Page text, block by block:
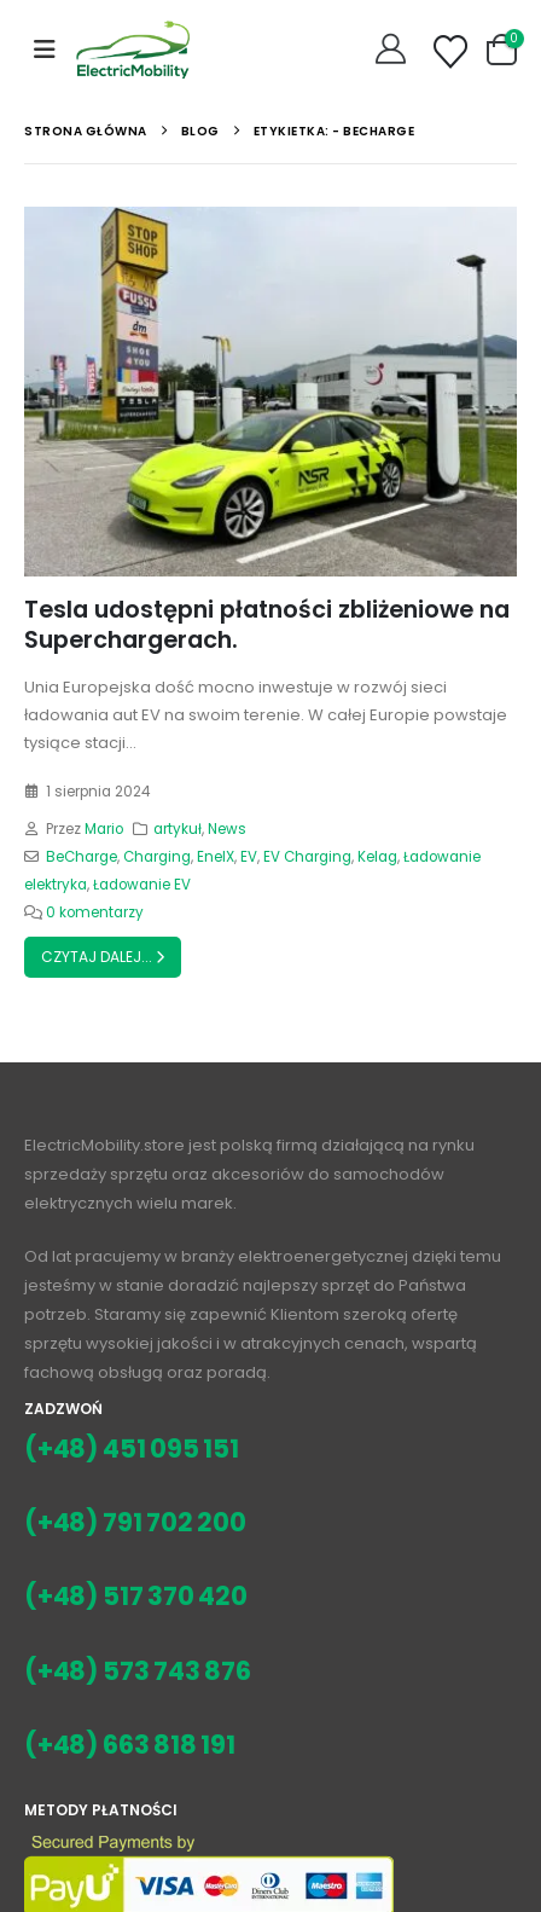
0
STRONA GŁÓWNA BLOG ETYKIETKA: - BECHARGE
Tesla udostępni płatności zbliżeniowe na
Superchargerach.
Unia Europejska dość mocno inwestuje w rozwój sieci
ładowania aut EV na swoim terenie. W całej Europie powstaje
tysiące stacji...
1 sierpnia 2024
PrzezMario artykuł,News
BeCharge,Charging,EnelX,EV,EV Charging,Kelag,Ładowanie
elektryka,Ładowanie EV
0 komentarzy
CZYTAJ DALEJ...
ElectricMobility.store jest polską firmą działającą na rynku
sprzedaży sprzętu oraz akcesoriów do samochodów
elektrycznych wielu marek.
Od lat pracujemy w branży elektroenergetycznej dzięki temu
jesteśmy w stanie doradzić najlepszy sprzęt do Państwa
potrzeb. Staramy się zapewnić Klientom szeroką ofertę
sprzętu wysokiej jakości i w atrakcyjnych cenach, wspartą
fachową obsługą oraz poradą.
ZADZWOŃ
(+48) 451 095 151
(+48) 791 702 200
(+48) 517 370 420
(+48) 573 743 876
(+48) 663 818 191
METODY PŁATNOŚCI